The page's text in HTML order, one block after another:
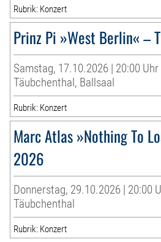
Rubrik: Konzert
Prinz Pi »West Berlin« –
Samstag, 17.10.2026 | 20:00 Uhr
Täubchenthal, Ballsaal
Rubrik: Konzert
Marc Atlas »Nothing To
2026
Donnerstag, 29.10.2026 | 20:00
Täubchenthal
Rubrik: Konzert